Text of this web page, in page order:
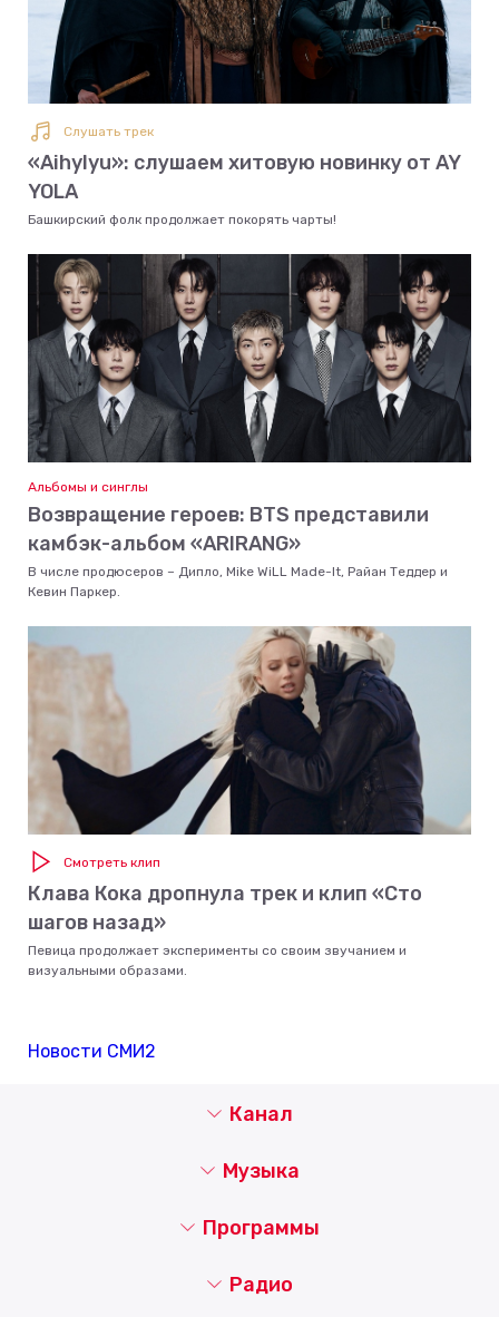
Слушать трек
«Aihylyu»: слушаем хитовую новинку от AY
YOLA
Башкирский фолк продолжает покорять чарты!
Альбомы и синглы
Возвращение героев: BTS представили
камбэк-альбом «ARIRANG»
В числе продюсеров – Дипло, Mike WiLL Made-It, Райан Теддер и
Кевин Паркер.
Смотреть клип
Клава Кока дропнула трек и клип «Сто
шагов назад»
Певица продолжает эксперименты со своим звучанием и
визуальными образами.
Новости СМИ2
Канал
Музыка
Программы
Радио